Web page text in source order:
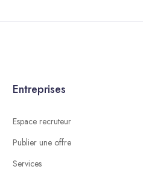
Entreprises
Espace recruteur
Publier une offre
Services